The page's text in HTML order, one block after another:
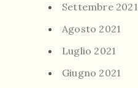
Settembre 2021
Agosto 2021
Luglio 2021
Giugno 2021